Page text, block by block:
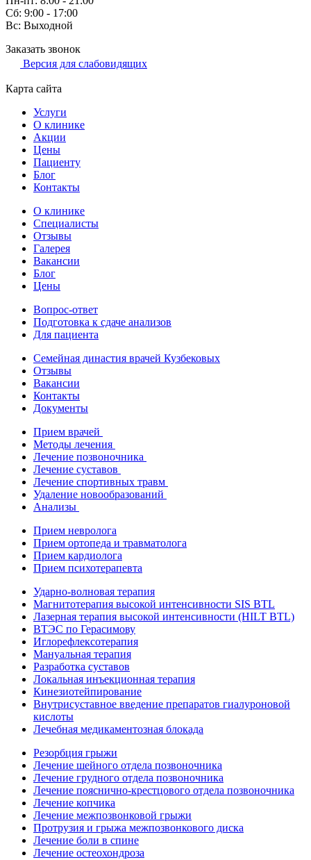
Сб: 9:00 - 17:00
Вс: Выходной
Заказать звонок
Версия для слабовидящих
Карта сайта
Услуги
О клинике
Акции
Цены
Пациенту
Блог
Контакты
О клинике
Специалисты
Отзывы
Галерея
Вакансии
Блог
Цены
Вопрос-ответ
Подготовка к сдаче анализов
Для пациента
Семейная династия врачей Кузбековых
Отзывы
Вакансии
Контакты
Документы
Прием врачей
Методы лечения
Лечение позвоночника
Лечение суставов
Лечение спортивных травм
Удаление новообразований
Анализы
Прием невролога
Прием ортопеда и травматолога
Прием кардиолога
Прием психотерапевта
Ударно-волновая терапия
Магнитотерапия высокой интенсивности SIS BTL
Лазерная терапия высокой интенсивности (HILT BTL)
ВТЭС по Герасимову
Иглорефлексотерапия
Мануальная терапия
Разработка суставов
Локальная инъекционная терапия
Кинезиотейпирование
Внутрисуставное введение препаратов гиалуроновой
кислоты
Лечебная медикаментозная блокада
Резорбция грыжи
Лечение шейного отдела позвоночника
Лечение грудного отдела позвоночника
Лечение пояснично-крестцового отдела позвоночника
Лечение копчика
Лечение межпозвонковой грыжи
Протрузия и грыжа межпозвонкового диска
Лечение боли в спине
Лечение остеохондроза